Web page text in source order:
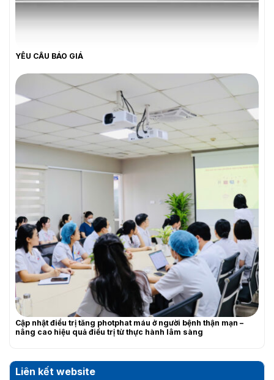
YÊU CẦU BÁO GIÁ
YÊU CẦU BÁO GIÁ
Cập nhật điều trị tăng photphat máu ở người bệnh thận mạn –
nâng cao hiệu quả điều trị từ thực hành lâm sàng
Liên kết website